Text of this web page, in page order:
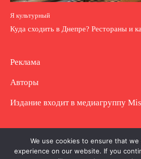
Я культурный
Куда сходить в Днепре? Рестораны и
Реклама
Авторы
Издание входит в медиагруппу
Copyright © Полное
запрещено. Частично разрешено с
We use cookies to ensure that
experience on our website. If you